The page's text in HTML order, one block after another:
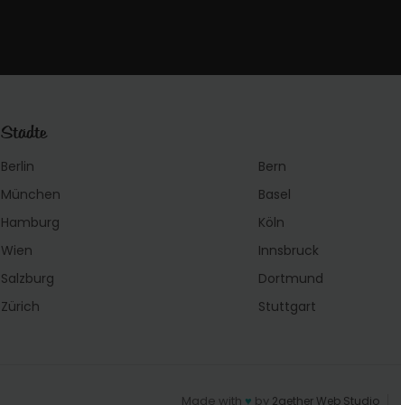
Städte
Berlin
München
Hamburg
Wien
Salzburg
Zürich
Bern
Basel
Köln
Innsbruck
Dortmund
Stuttgart
Made with ♥ by 2gether Web Studio